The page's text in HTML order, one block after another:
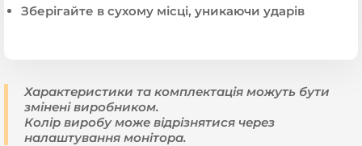
Зберігайте в сухому місці, уникаючи ударів
Характеристики та комплектація можуть бути
змінені виробником.
Колір виробу може відрізнятися через
налаштування монітора.